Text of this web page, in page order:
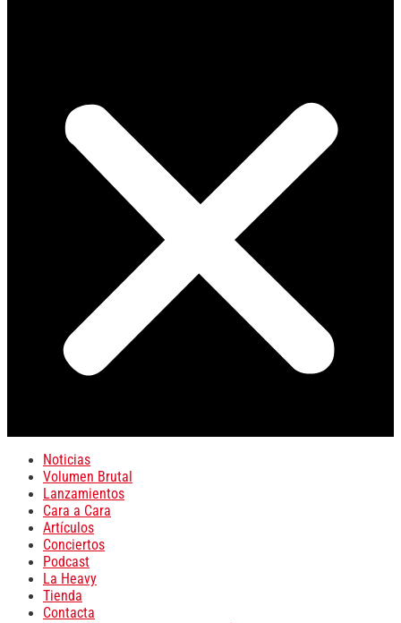
Noticias
Volumen Brutal
Lanzamientos
Cara a Cara
Artículos
Conciertos
Podcast
La Heavy
Tienda
Contacta